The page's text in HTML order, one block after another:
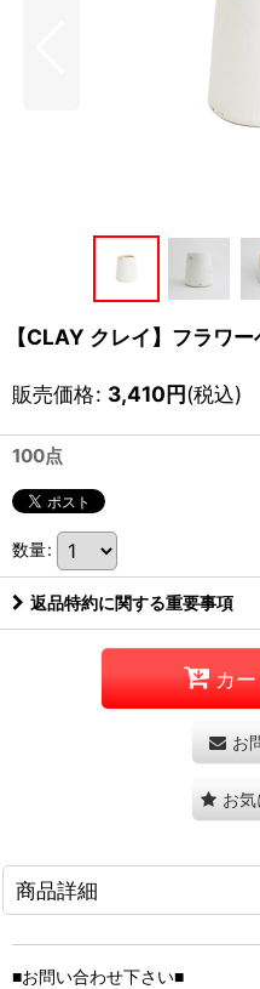
【CLAY クレイ】フラワ
販売価格: 3,410円(税込)
100点
数量:
返品特約に関する重要事項
カ
お
お
商品詳細
■お問い合わせ下さい■